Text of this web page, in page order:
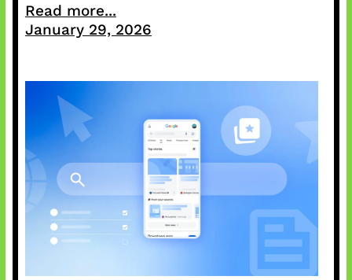
Read more...
January 29, 2026